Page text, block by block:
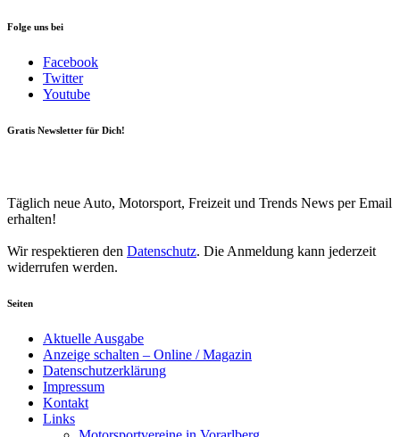
Folge uns bei
Facebook
Twitter
Youtube
Gratis Newsletter für Dich!
Täglich neue Auto, Motorsport, Freizeit und Trends News per Email
erhalten!
Wir respektieren den Datenschutz. Die Anmeldung kann jederzeit
widerrufen werden.
Seiten
Aktuelle Ausgabe
Anzeige schalten – Online / Magazin
Datenschutzerklärung
Impressum
Kontakt
Links